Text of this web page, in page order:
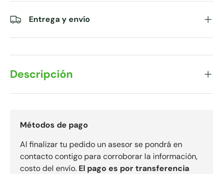
Entrega y envío
Descripción
Métodos de pago
Al finalizar tu pedido un asesor se pondrá en
contacto contigo para corroborar la información,
costo del envío. El pago es por transferencia